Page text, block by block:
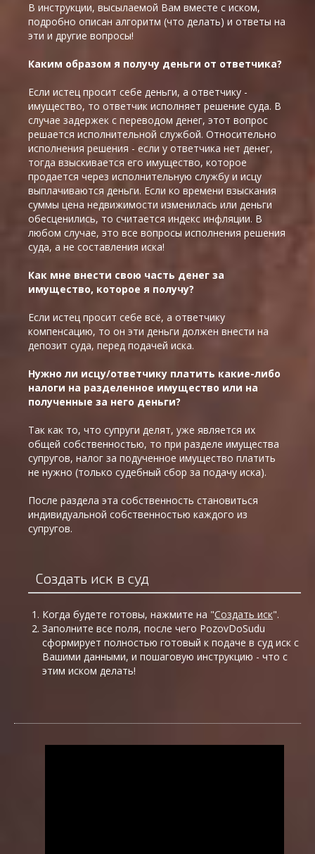
В инструкции, высылаемой Вам вместе с иском,
подробно описан алгоритм (что делать) и ответы на
эти и другие вопросы!
Каким образом я получу деньги от ответчика?
Если истец просит себе деньги, а ответчику -
имущество, то ответчик исполняет решение суда. В
случае задержек с переводом денег, этот вопрос
решается исполнительной службой. Относительно
исполнения решения - если у ответчика нет денег,
тогда взыскивается его имущество, которое
продается через исполнительную службу и исцу
выплачиваются деньги. Если ко времени взыскания
суммы цена недвижимости изменилась или деньги
обесценились, то считается индекс инфляции. В
любом случае, это все вопросы исполнения решения
суда, а не составления иска!
Как мне внести свою часть денег за
имущество, которое я получу?
Если истец просит себе всё, а ответчику
компенсацию, то он эти деньги должен внести на
депозит суда, перед подачей иска.
Нужно ли исцу/ответчику платить какие-либо
налоги на разделенное имущество или на
полученные за него деньги?
Так как то, что супруги делят, уже является их
общей собственностью, то при разделе имущества
супругов, налог за подученное имущество платить
не нужно (только судебный сбор за подачу иска).
После раздела эта собственность становиться
индивидуальной собственностью каждого из
супругов.
Создать иск в суд
Когда будете готовы, нажмите на "Создать иск".
Заполните все поля, после чего PozovDoSudu
сформирует полностью готовый к подаче в суд иск с
Вашими данными, и пошаговую инструкцию - что с
этим иском делать!